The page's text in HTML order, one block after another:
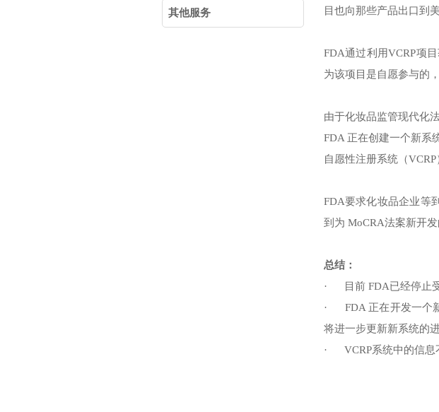
其他服务
目也向那些产品出口到
FDA通过利用VCRP项
为该项目是自愿参与的
由于化妆品监管现代化
FDA 正在创建一个新系
自愿性注册系统（
FDA要求化妆品企业等
到为 MoCRA法案新开
总结：
· 目前 FDA已经停止受
· FDA 正在开发一个
将进一步更新新系统的进
· VCRP系统中的信息